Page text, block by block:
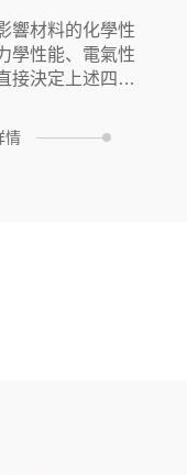
響材料的化學性
學性能、電氣性
接決定上述四條
下將芯片的熱能
情